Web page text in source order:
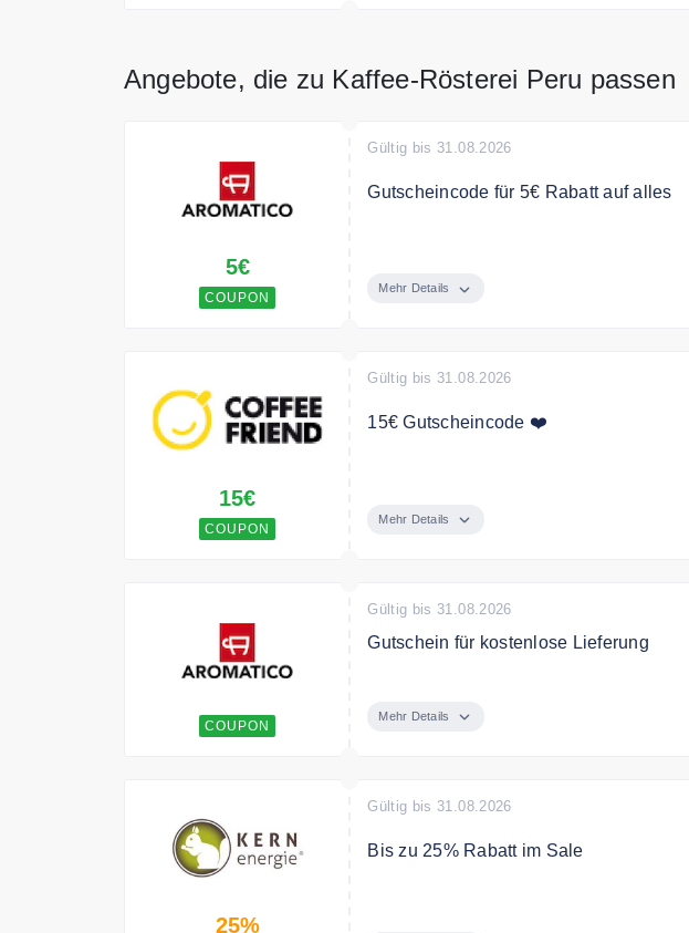
Angebote, die zu Kaffee-Rösterei Peru passen
5€
COUPON
Gültig bis 31.08.2026
Gutscheincode für 5€ Rabatt auf alles
Mehr Details
15€
COUPON
Gültig bis 31.08.2026
15€ Gutscheincode ❤️
Gutschein ist nicht mit anderen
Mehr Details
COUPON
Gültig bis 31.08.2026
Gutschein für kostenlose Lieferung
Mehr Details
25%
Gültig bis 31.08.2026
Bis zu 25% Rabatt im Sale